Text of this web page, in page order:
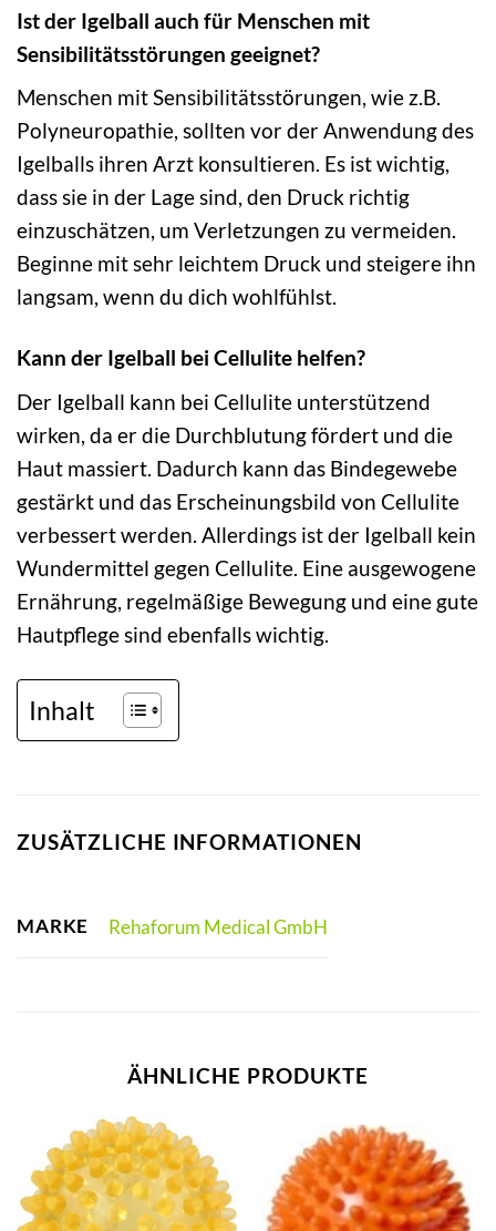
Ist der Igelball auch für Menschen mit
Sensibilitätsstörungen geeignet?
Menschen mit Sensibilitätsstörungen, wie z.B.
Polyneuropathie, sollten vor der Anwendung des
Igelballs ihren Arzt konsultieren. Es ist wichtig,
dass sie in der Lage sind, den Druck richtig
einzuschätzen, um Verletzungen zu vermeiden.
Beginne mit sehr leichtem Druck und steigere ihn
langsam, wenn du dich wohlfühlst.
Kann der Igelball bei Cellulite helfen?
Der Igelball kann bei Cellulite unterstützend
wirken, da er die Durchblutung fördert und die
Haut massiert. Dadurch kann das Bindegewebe
gestärkt und das Erscheinungsbild von Cellulite
verbessert werden. Allerdings ist der Igelball kein
Wundermittel gegen Cellulite. Eine ausgewogene
Ernährung, regelmäßige Bewegung und eine gute
Hautpflege sind ebenfalls wichtig.
Inhalt
ZUSÄTZLICHE INFORMATIONEN
MARKE Rehaforum Medical GmbH
ÄHNLICHE PRODUKTE